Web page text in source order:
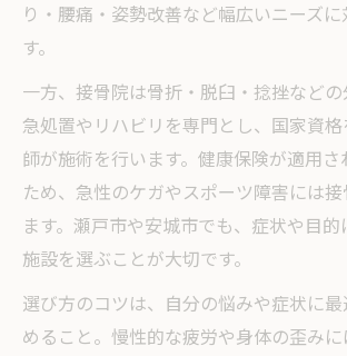
り・腰痛・姿勢改善など幅広いニーズ
す。
一方、接骨院は骨折・脱臼・捻挫など
急処置やリハビリを専門とし、国家資
師が施術を行います。健康保険が適用
ため、急性のケガやスポーツ障害には
ます。瀬戸市や安城市でも、症状や目
施設を選ぶことが大切です。
選び方のコツは、自分の悩みや症状に
めること。慢性的な疲労や身体の歪み